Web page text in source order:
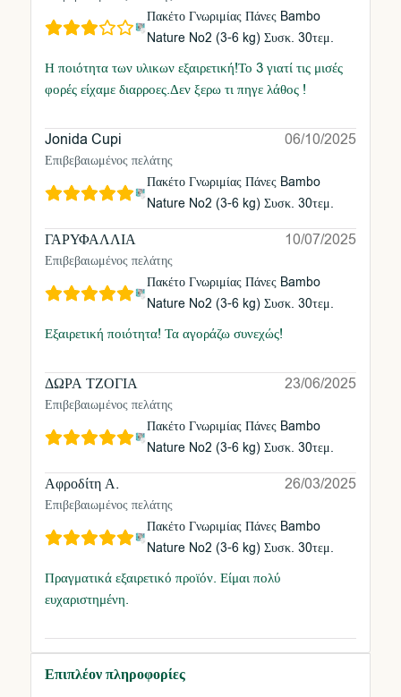
Πακέτο Γνωριμίας Πάνες Bambo
Nature No2 (3-6 kg) Συσκ. 30τεμ.
Η ποιότητα των υλικων εξαιρετική!Το 3 γιατί τις μισές
φορές είχαμε διαρροες.Δεν ξερω τι πηγε λάθος !
Jonida Cupi
Επιβεβαιωμένος πελάτης
06/10/2025
Πακέτο Γνωριμίας Πάνες Bambo
Nature No2 (3-6 kg) Συσκ. 30τεμ.
ΓΑΡΥΦΑΛΛΙΑ
Επιβεβαιωμένος πελάτης
10/07/2025
Πακέτο Γνωριμίας Πάνες Bambo
Nature No2 (3-6 kg) Συσκ. 30τεμ.
Εξαιρετική ποιότητα! Τα αγοράζω συνεχώς!
ΔΩΡΑ ΤΖΟΓΙΑ
Επιβεβαιωμένος πελάτης
23/06/2025
Πακέτο Γνωριμίας Πάνες Bambo
Nature No2 (3-6 kg) Συσκ. 30τεμ.
Αφροδίτη Α.
Επιβεβαιωμένος πελάτης
26/03/2025
Πακέτο Γνωριμίας Πάνες Bambo
Nature No2 (3-6 kg) Συσκ. 30τεμ.
Πραγματικά εξαιρετικό προϊόν. Είμαι πολύ
ευχαριστημένη.
Επιπλέον πληροφορίες